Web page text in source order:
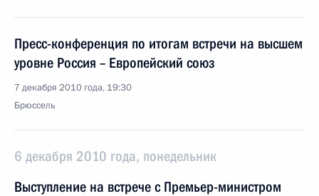
Пресс-конференция по итогам встречи на высшем
уровне Россия – Европейский союз
7 декабря 2010 года, 19:30
Брюссель
6 декабря 2010 года, понедельник
Выступление на встрече с Премьер-министром